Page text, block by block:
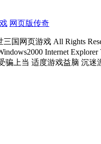
网页版传奇
三国网页游戏 All Rights
Internet Explorer
骗上当 适度游戏益脑 沉